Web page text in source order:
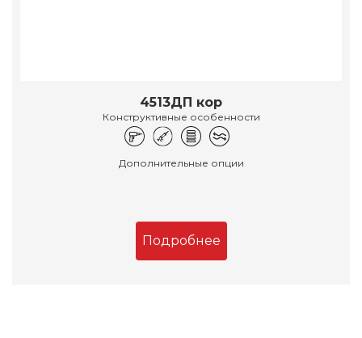
4513ДП кор
Конструктивные особенности
Дополнительные опции
Подробнее